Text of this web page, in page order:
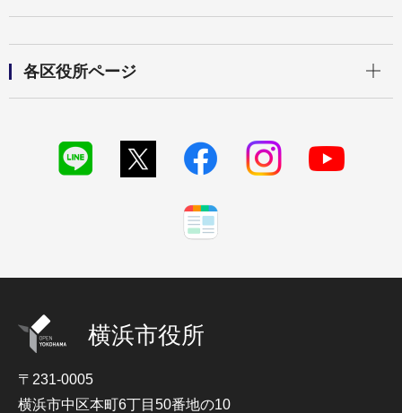
各区役所ページ
横浜市役所
〒231-0005
横浜市中区本町6丁目50番地の10